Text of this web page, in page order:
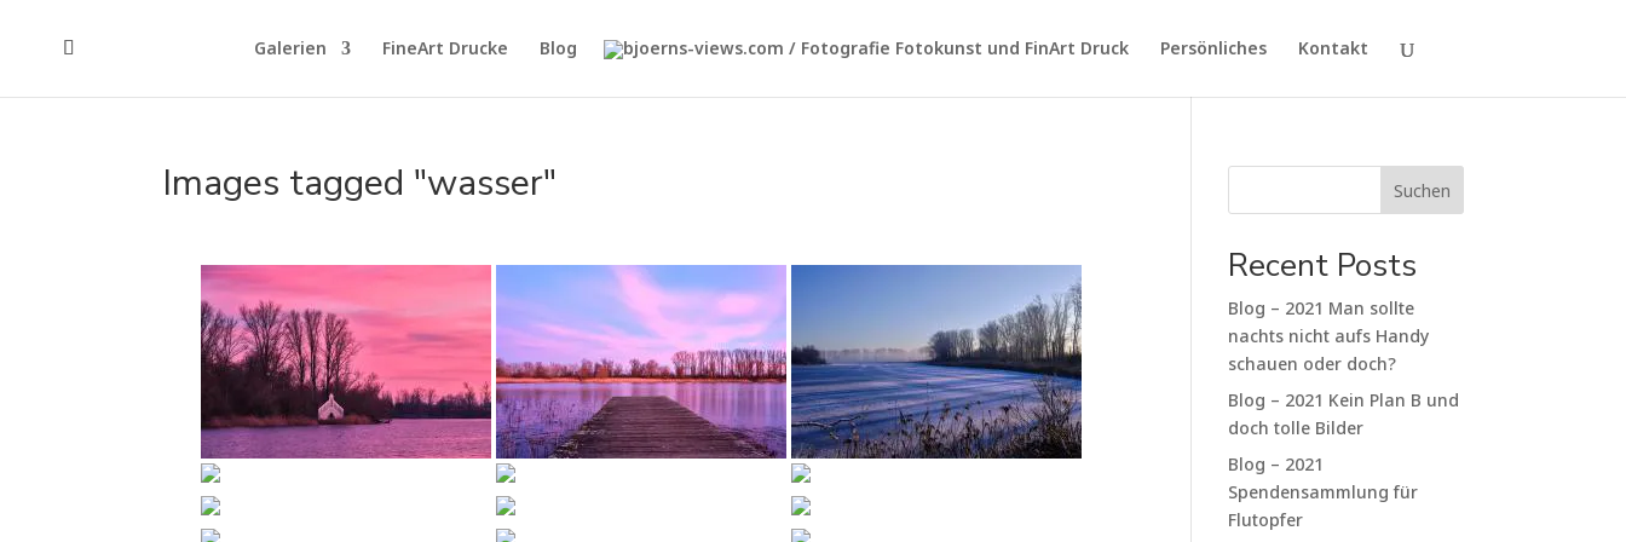
Galerien FineArt Drucke Blog Persönliches Kontakt
Images tagged "wasser" Suchen
Recent Posts
Blog – 2021 Man sollte
nachts nicht aufs Handy
schauen oder doch?
Blog – 2021 Kein Plan B und
doch tolle Bilder
Blog – 2021
Spendensammlung für
Flutopfer